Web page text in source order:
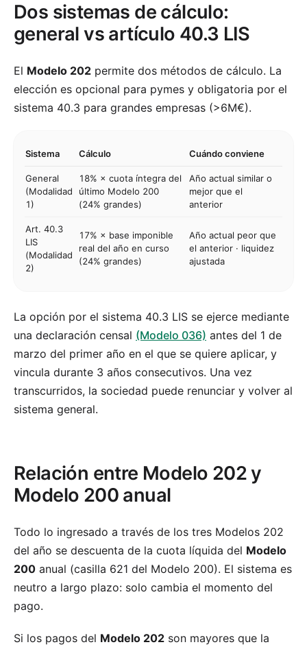
Dos sistemas de cálculo:
general vs artículo 40.3 LIS
El Modelo 202 permite dos métodos de cálculo. La
elección es opcional para pymes y obligatoria por el
sistema 40.3 para grandes empresas (>6M€).
Sistema Cálculo Cuándo conviene
General
(Modalidad
1)
18% × cuota íntegra del
último Modelo 200
(24% grandes)
Año actual similar o
mejor que el
anterior
Art. 40.3
LIS
(Modalidad
2)
17% × base imponible
real del año en curso
(24% grandes)
Año actual peor que
el anterior · liquidez
ajustada
La opción por el sistema 40.3 LIS se ejerce mediante
una declaración censal (Modelo 036) antes del 1 de
marzo del primer año en el que se quiere aplicar, y
vincula durante 3 años consecutivos. Una vez
transcurridos, la sociedad puede renunciar y volver al
sistema general.
Relación entre Modelo 202 y
Modelo 200 anual
Todo lo ingresado a través de los tres Modelos 202
del año se descuenta de la cuota líquida del Modelo
200 anual (casilla 621 del Modelo 200). El sistema es
neutro a largo plazo: solo cambia el momento del
pago.
Si los pagos del Modelo 202 son mayores que la